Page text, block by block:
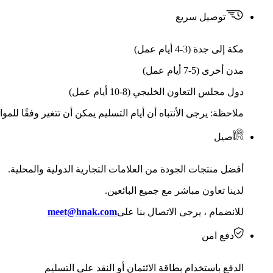
توصيل سريع
مكة إلى جدة (3-4 أيام عمل)
مدن أخرى (5-7 أيام عمل)
دول مجلس التعاون الخليجي (8-10 أيام عمل)
ملاحظة: يرجى الأنتباه أن أيام التسليم يمكن أن تتغير وفقًا
أصيل
أفضل منتجات الجودة من العلامات التجارية الدولية والمحلية.
لدينا تعاون مباشر مع جميع البائعين.
للانضمام ، يرجى الاتصال بنا علىmeet@hnak.com
دفع امن
الدفع باستخدام بطاقة الائتمان أو النقد على التسليم